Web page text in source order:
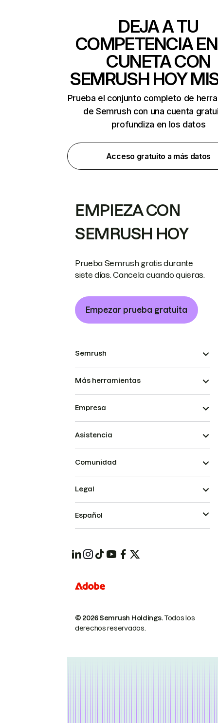
DEJA A TU
COMPETENCIA
CUNETA CON
SEMRUSH HOY
Prueba el conjunto completo de
de Semrush con una cuenta
profundiza en los datos
Acceso gratuito a más datos
EMPIEZA CON
SEMRUSH HOY
Prueba Semrush gratis durante
siete días. Cancela cuando quieras.
Empezar prueba gratuita
Semrush
Más herramientas
Empresa
Asistencia
Comunidad
© 2026 Semrush Holdings.Todos los
derechos reservados.
Legal
Español